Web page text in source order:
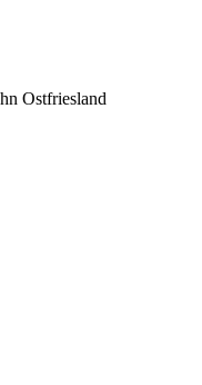
Ostfriesland